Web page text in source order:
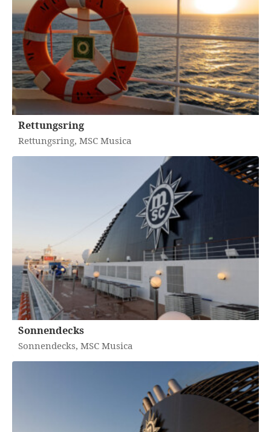
Rettungsring
Rettungsring, MSC Musica
Sonnendecks
Sonnendecks, MSC Musica